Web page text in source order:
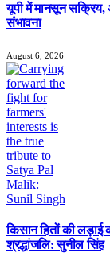
यूपी में मानसून सक्रिय,
संभावना
August 6, 2026
किसान हितों की लड़ाई
श्रद्धांजलि: सुनील सिंह